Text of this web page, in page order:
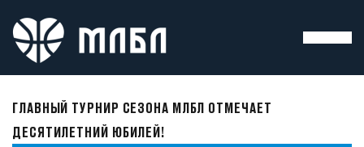
ГЛАВНЫЙ ТУРНИР СЕЗОНА МЛБЛ ОТМЕЧАЕТ
ДЕСЯТИЛЕТНИЙ ЮБИЛЕЙ!